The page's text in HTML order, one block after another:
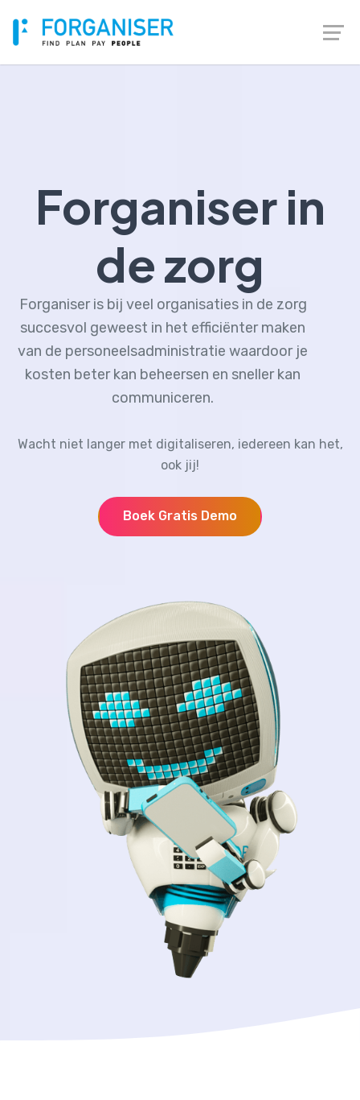
Forganiser in
de zorg
Forganiser is bij veel organisaties in de zorg
succesvol geweest in het efficiënter maken
van de personeelsadministratie waardoor je
kosten beter kan beheersen en sneller kan
communiceren.
Wacht niet langer met digitaliseren, iedereen kan het,
ook jij!
Boek Gratis Demo